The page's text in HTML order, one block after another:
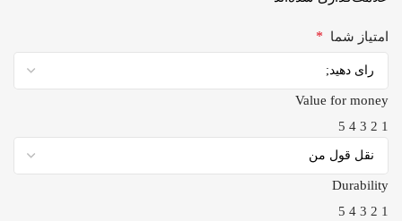
امتیاز شما *
Value for money
1
2
3
4
5
Durability
1
2
3
4
5